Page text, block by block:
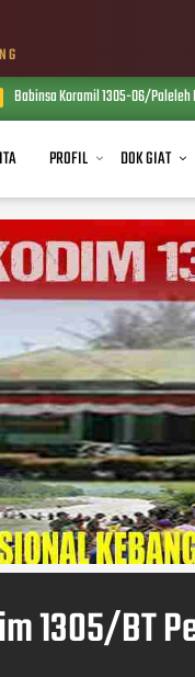
Babinsa Koramil 1305-06/Paleleh
PROFIL DOK GIAT
1305/BT